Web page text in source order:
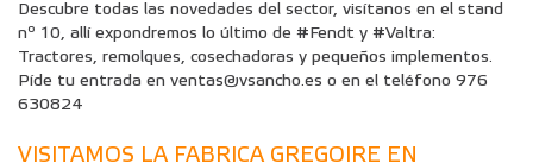
Descubre todas las novedades del sector, visítanos en el stand
nº 10, allí expondremos lo último de #Fendt y #Valtra:
Tractores, remolques, cosechadoras y pequeños implementos.
Píde tu entrada en ventas@vsancho.es o en el teléfono 976
630824
VISITAMOS LA FABRICA GREGOIRE EN